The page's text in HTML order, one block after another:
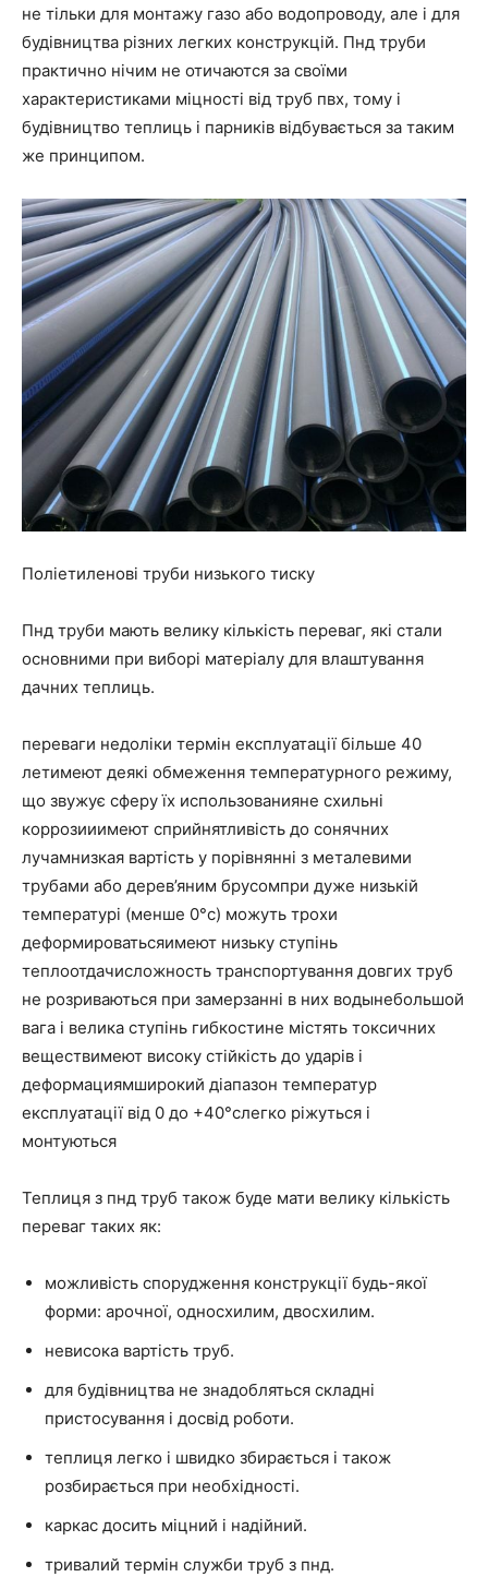
не тільки для монтажу газо або водопроводу, але і для
будівництва різних легких конструкцій. Пнд труби
практично нічим не отичаются за своїми
характеристиками міцності від труб пвх, тому і
будівництво теплиць і парників відбувається за таким
же принципом.
Поліетиленові труби низького тиску
Пнд труби мають велику кількість переваг, які стали
основними при виборі матеріалу для влаштування
дачних теплиць.
переваги недоліки термін експлуатації більше 40
летимеют деякі обмеження температурного режиму,
що звужує сферу їх использованияне схильні
коррозииимеют сприйнятливість до сонячних
лучамнизкая вартість у порівнянні з металевими
трубами або дерев’яним брусомпри дуже низькій
температурі (менше 0°с) можуть трохи
деформироватьсяимеют низьку ступінь
теплоотдачисложность транспортування довгих труб
не розриваються при замерзанні в них водынебольшой
вага і велика ступінь гибкостине містять токсичних
веществимеют високу стійкість до ударів і
деформациямширокий діапазон температур
експлуатації від 0 до +40°слегко ріжуться і
монтуються
Теплиця з пнд труб також буде мати велику кількість
переваг таких як:
можливість спорудження конструкції будь-якої
форми: арочної, односхилим, двосхилим.
невисока вартість труб.
для будівництва не знадобляться складні
пристосування і досвід роботи.
теплиця легко і швидко збирається і також
розбирається при необхідності.
каркас досить міцний і надійний.
тривалий термін служби труб з пнд.